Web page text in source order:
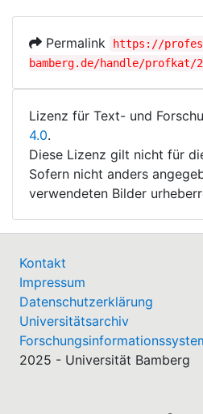
Permalink
https://
bamberg.de/handle/profkat/
Lizenz für Text- und
4.0.
Diese Lizenz gilt nicht für
Sofern nicht anders
verwendeten Bilder
Kontakt
Impressum
Datenschutzerklärung
Universitätsarchiv
2025 - Universität Bamberg